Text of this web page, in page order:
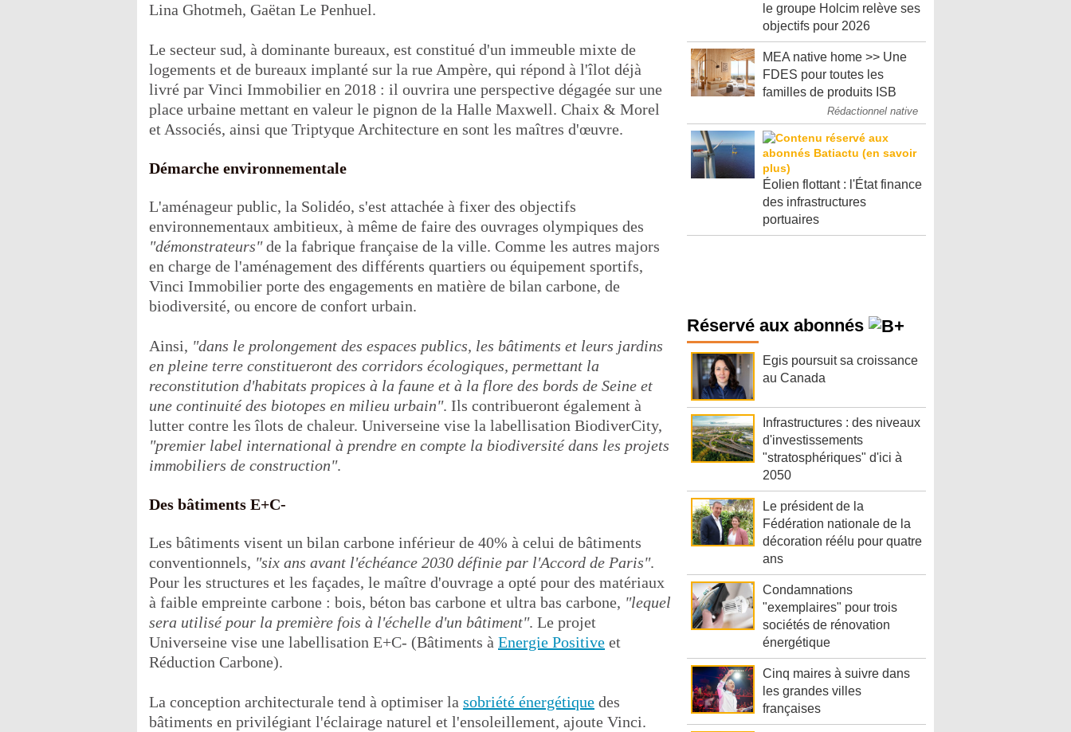
Lina Ghotmeh, Gaëtan Le Penhuel.
Le secteur sud, à dominante bureaux, est constitué d'un immeuble mixte de
logements et de bureaux implanté sur la rue Ampère, qui répond à l'îlot déjà
livré par Vinci Immobilier en 2018 : il ouvrira une perspective dégagée sur une
place urbaine mettant en valeur le pignon de la Halle Maxwell. Chaix & Morel
et Associés, ainsi que Triptyque Architecture en sont les maîtres d'œuvre.
Démarche environnementale
L'aménageur public, la Solidéo, s'est attachée à fixer des objectifs
environnementaux ambitieux, à même de faire des ouvrages olympiques des
"démonstrateurs"de la fabrique française de la ville. Comme les autres majors
en charge de l'aménagement des différents quartiers ou équipement sportifs,
Vinci Immobilier porte des engagements en matière de bilan carbone, de
biodiversité, ou encore de confort urbain.
Ainsi, "dans le prolongement des espaces publics, les bâtiments et leurs jardins
en pleine terre constitueront des corridors écologiques, permettant la
reconstitution d'habitats propices à la faune et à la flore des bords de Seine et
une continuité des biotopes en milieu urbain". Ils contribueront également à
lutter contre les îlots de chaleur. Universeine vise la labellisation BiodiverCity,
"premier label international à prendre en compte la biodiversité dans les projets
immobiliers de construction".
Des bâtiments E+C-
Les bâtiments visent un bilan carbone inférieur de 40% à celui de bâtiments
conventionnels, "six ans avant l'échéance 2030 définie par l'Accord de Paris".
Pour les structures et les façades, le maître d'ouvrage a opté pour des matériaux
à faible empreinte carbone : bois, béton bas carbone et ultra bas carbone, "lequel
sera utilisé pour la première fois à l'échelle d'un bâtiment". Le projet
Universeine vise une labellisation E+C- (Bâtiments à Energie Positive et
Réduction Carbone).
La conception architecturale tend à optimiser la sobriété énergétique des
bâtiments en privilégiant l'éclairage naturel et l'ensoleillement, ajoute Vinci.
le groupe Holcim relève ses
objectifs pour 2026
MEA native home >> Une
FDES pour toutes les
familles de produits ISB
Rédactionnel native
Éolien flottant : l'État finance
des infrastructures
portuaires
Réservé aux abonnés
Egis poursuit sa croissance
au Canada
Infrastructures : des niveaux
d'investissements
"stratosphériques" d'ici à
2050
Le président de la
Fédération nationale de la
décoration réélu pour quatre
ans
Condamnations
"exemplaires" pour trois
sociétés de rénovation
énergétique
Cinq maires à suivre dans
les grandes villes
françaises